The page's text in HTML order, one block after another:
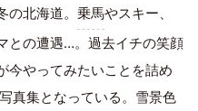
北海道。 乗馬やスキー、
との遭遇…。過去イチの笑顔
今やってみたいことを詰め
真集となっている。雪景色